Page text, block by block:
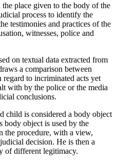
the place given to the body of the
process to identify the
testimonies and practices of the
witnesses, police and
on textual data extracted from
a comparison between
regard to incriminated acts yet
with by the police or the media
conclusions.
child is considered a body object
body object is used by the
the procedure, with a view,
decision. He is then a
of different legitimacy.